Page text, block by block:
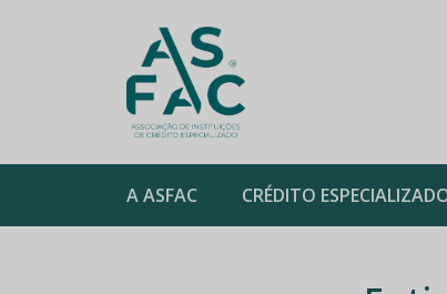
A ASFAC CRÉDITO